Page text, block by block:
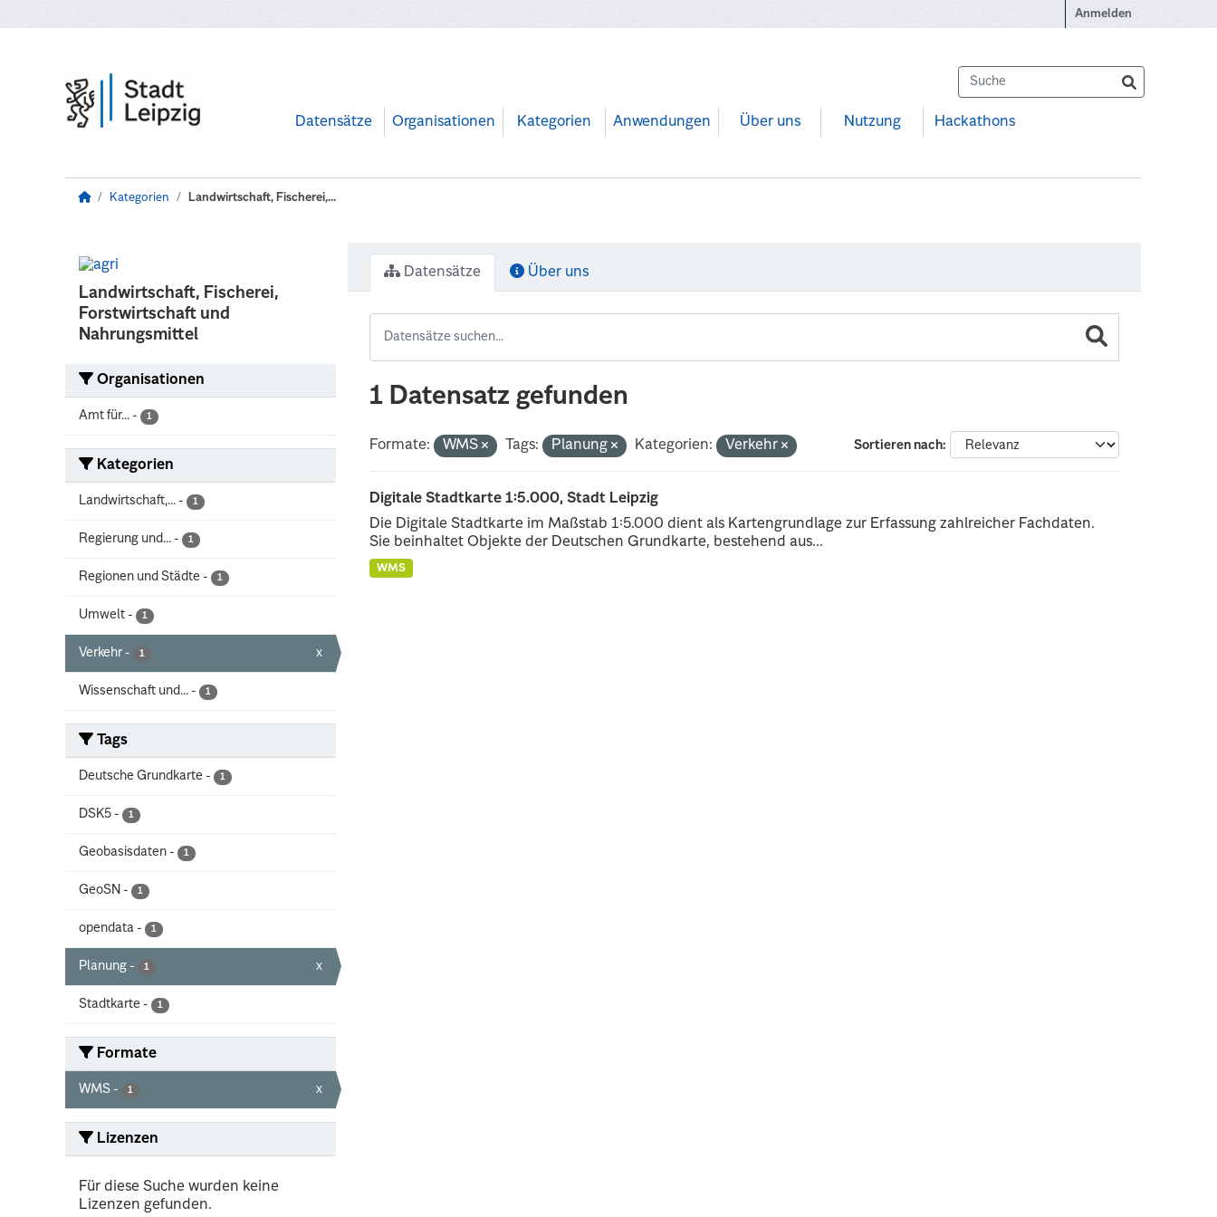
Anmelden
Datensätze Organisationen Kategorien Anwendungen Über uns Nutzung Hackathons
Kategorien Landwirtschaft, Fischerei,...
Landwirtschaft, Fischerei,
Forstwirtschaft und
Nahrungsmittel
Organisationen
Amt für... - 1
Kategorien
Landwirtschaft,... - 1
Regierung und... - 1
Regionen und Städte - 1
Umwelt - 1
Verkehr - 1 x
Wissenschaft und... - 1
Tags
Deutsche Grundkarte - 1
DSK5 - 1
Geobasisdaten - 1
GeoSN - 1
opendata - 1
Planung - 1 x
Stadtkarte - 1
Formate
WMS - 1 x
Lizenzen
Für diese Suche wurden keine
Lizenzen gefunden.
Datensätze Über uns
1 Datensatz gefunden
Sortieren nach
Formate: WMS Tags: Planung Kategorien: Verkehr
Digitale Stadtkarte 1:5.000, Stadt Leipzig
Die Digitale Stadtkarte im Maßstab 1:5.000 dient als Kartengrundlage zur Erfassung zahlreicher Fachdaten.
Sie beinhaltet Objekte der Deutschen Grundkarte, bestehend aus...
WMS